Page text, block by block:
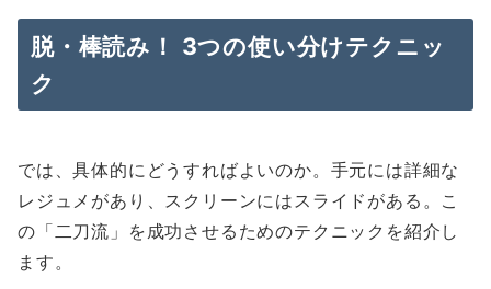
脱・棒読み！ 3つの使い分けテクニッ
ク
では、具体的にどうすればよいのか。手元には詳細な
レジュメがあり、スクリーンにはスライドがある。こ
の「二刀流」を成功させるためのテクニックを紹介し
ます。